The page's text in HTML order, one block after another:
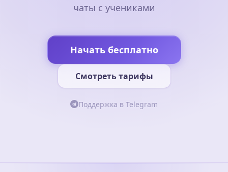
чаты с учениками
Начать бесплатно
Смотреть тарифы
Поддержка в Telegram